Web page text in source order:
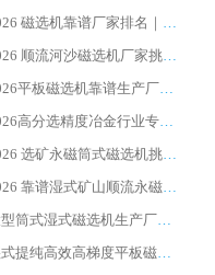
2026 磁选机靠谱厂家排名｜华体会手机网页版-华体会(中国) 高性价比磁选机磁电品牌
2026 顺流河沙磁选机厂家挑选攻略 | 业内口碑龙头企业高性价比品牌推荐
2026平板磁选机靠谱生产厂家选购指南 行业口碑良好品牌推荐 磁电领域实力强者
2026高分选精度冶金行业专用磁选机生产厂家,干湿式磁选机源头供应商推荐
2026 选矿永磁筒式磁选机挑选指南 华体会手机网页版-华体会(中国) 推荐品牌行业口碑佳实力突出
2026 靠谱湿式矿山顺流永磁筒式磁选机选购，国内专业生产厂家华体会手机网页版-华体会(中国) 综合实力出众
大型筒式湿式磁选机生产厂家怎么选?华体会手机网页版-华体会(中国) 设备口碑广受行业认可
湿式提纯高效高梯度平板磁选机靠谱设备源头厂商华体会手机网页版-华体会(中国) 综合测评